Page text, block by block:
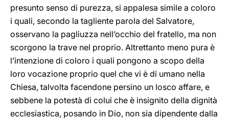
presunto senso di purezza, si appalesa simile a coloro
i quali, secondo la tagliente parola del Salvatore,
osservano la pagliuzza nell’occhio del fratello, ma non
scorgono la trave nel proprio. Altrettanto meno pura è
l’intenzione di coloro i quali pongono a scopo della
loro vocazione proprio quel che vi è di umano nella
Chiesa, talvolta facendone persino un losco affare, e
sebbene la potestà di colui che è insignito della dignità
ecclesiastica, posando in Dio, non sia dipendente dalla